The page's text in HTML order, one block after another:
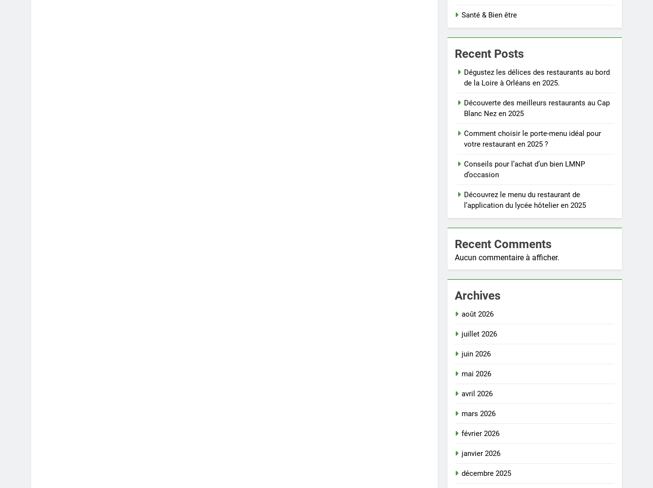
Santé & Bien être
Recent Posts
Dégustez les délices des restaurants au bord
de la Loire à Orléans en 2025.
Découverte des meilleurs restaurants au Cap
Blanc Nez en 2025
Comment choisir le porte-menu idéal pour
votre restaurant en 2025 ?
Conseils pour l’achat d’un bien LMNP
d’occasion
Découvrez le menu du restaurant de
l’application du lycée hôtelier en 2025
Recent Comments
Aucun commentaire à afficher.
Archives
août 2026
juillet 2026
juin 2026
mai 2026
avril 2026
mars 2026
février 2026
janvier 2026
décembre 2025